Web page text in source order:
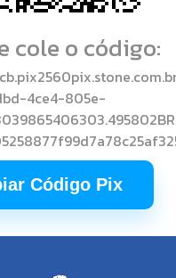
cole o código:
4ce4-805e-
Código Pix